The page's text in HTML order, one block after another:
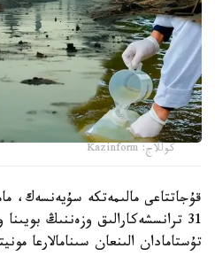
كوللاج: Kazinform
قۇجاتتاعى مالىمەتكە سۇيەنسەك،
تۇستامادان الىنعان سىنامالارعا